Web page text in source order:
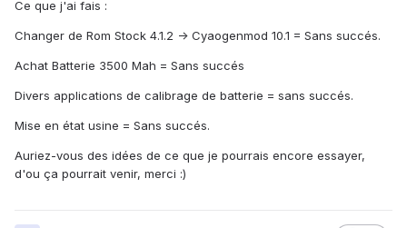
Ce que j'ai fais :
Changer de Rom Stock 4.1.2 -> Cyaogenmod 10.1 = Sans succés.
Achat Batterie 3500 Mah = Sans succés
Divers applications de calibrage de batterie = sans succés.
Mise en état usine = Sans succés.
Auriez-vous des idées de ce que je pourrais encore essayer,
d'ou ça pourrait venir, merci :)